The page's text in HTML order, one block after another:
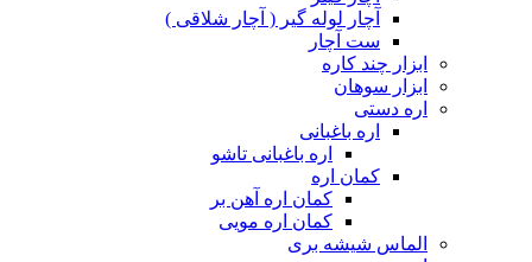
آچار لوله گیر ( آچار شلاقی )
ست آچار
ابزار چند کاره
ابزار سوهان
اره دستی
اره باغبانی
اره باغبانی تاشو
کمان اره
کمان اره آهن بر
کمان اره مویی
الماس شیشه بری